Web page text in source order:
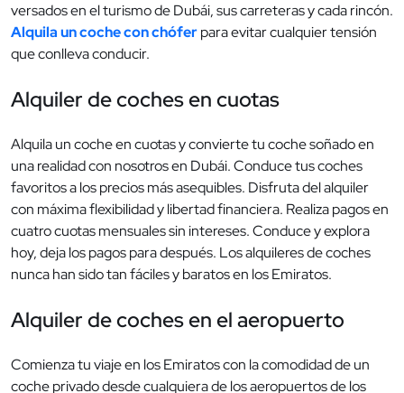
versados en el turismo de Dubái, sus carreteras y cada rincón.
Alquila un coche con chóferpara evitar cualquier tensión
que conlleva conducir.
Alquiler de coches en cuotas
Alquila un coche en cuotas y convierte tu coche soñado en
una realidad con nosotros en Dubái. Conduce tus coches
favoritos a los precios más asequibles. Disfruta del alquiler
con máxima flexibilidad y libertad financiera. Realiza pagos en
cuatro cuotas mensuales sin intereses. Conduce y explora
hoy, deja los pagos para después. Los alquileres de coches
nunca han sido tan fáciles y baratos en los Emiratos.
Alquiler de coches en el aeropuerto
Comienza tu viaje en los Emiratos con la comodidad de un
coche privado desde cualquiera de los aeropuertos de los